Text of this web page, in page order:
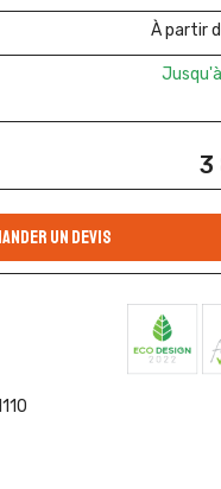
À partir
Jusqu'à
3
UN DEVIS